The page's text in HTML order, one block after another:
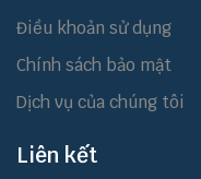
Điều khoản sử dụng
Chính sách bảo mật
Dịch vụ của chúng tôi
Liên kết